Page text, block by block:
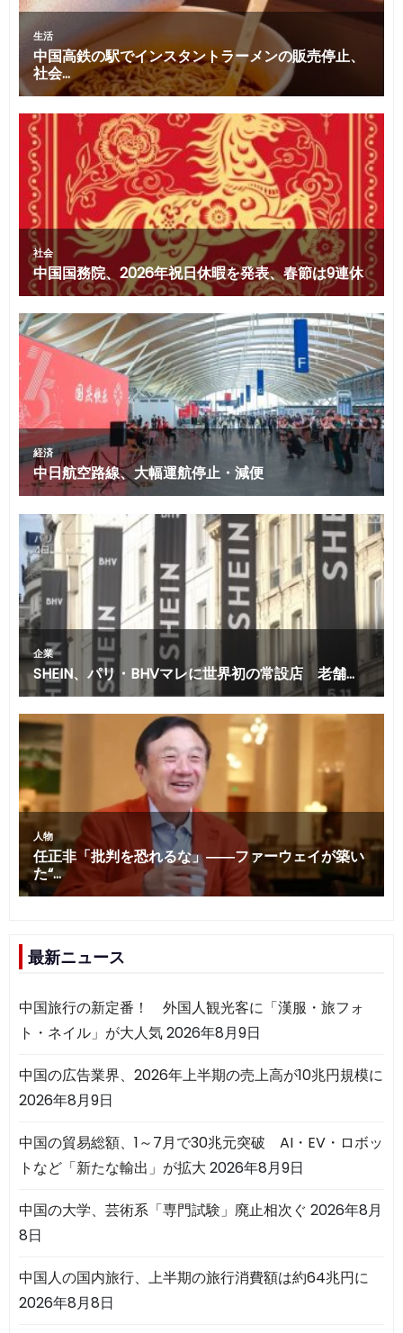
最新ニュース
中国旅行の新定番！ 外国人観光客に「漢服・旅フォ
ト・ネイル」が大人気2026年8月9日
中国の広告業界、2026年上半期の売上高が10兆円規模に
2026年8月9日
中国の貿易総額、1～7月で30兆元突破 AI・EV・ロボッ
トなど「新たな輸出」が拡大 2026年8月9日
中国の大学、芸術系「専門試験」廃止相次ぐ 2026年8月
8日
中国人の国内旅行、上半期の旅行消費額は約64兆円に
2026年8月8日